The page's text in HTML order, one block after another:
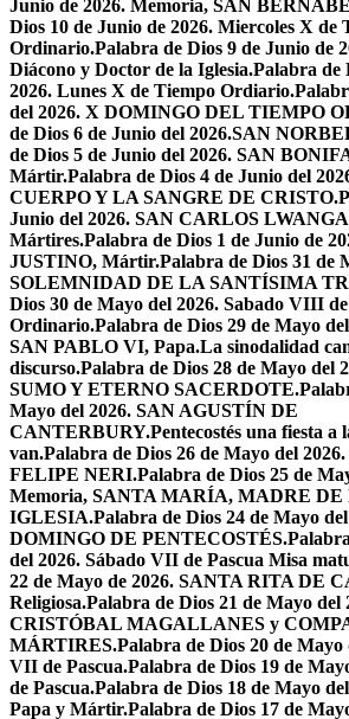
Junio de 2026. Memoria, SAN
Dios 10 de Junio de 2026. Miercoles X de
Ordinario.Palabra de Dios 9 de Junio de
Diácono y Doctor de la Iglesia.Palabra de
2026. Lunes X de Tiempo Ordiario.
del 2026. X DOMINGO DEL TIEMPO
de Dios 6 de Junio del 2026.SAN
de Dios 5 de Junio del 2026. SAN
Mártir.Palabra de Dios 4 de Junio del
CUERPO Y LA SANGRE DE CRISTO.
Junio del 2026. SAN CARLOS
Mártires.Palabra de Dios 1 de Junio de
JUSTINO, Mártir.Palabra de Dios 31 de
SOLEMNIDAD DE LA SANTÍSIMA
Dios 30 de Mayo del 2026. Sabado VIII
Ordinario.Palabra de Dios 29 de Mayo
SAN PABLO VI, Papa.La sinodalidad
discurso.Palabra de Dios 28 de Mayo del
SUMO Y ETERNO SACERDOTE.
Mayo del 2026. SAN AGUSTÍN DE
CANTERBURY.Pentecostés una fiesta a
van.Palabra de Dios 26 de Mayo del
FELIPE NERI.Palabra de Dios 25 de
Memoria, SANTA MARÍA, MADRE DE
IGLESIA.Palabra de Dios 24 de Mayo
DOMINGO DE PENTECOSTÉS.
del 2026. Sábado VII de Pascua Misa
22 de Mayo de 2026. SANTA RITA DE
Religiosa.Palabra de Dios 21 de Mayo del
CRISTÓBAL MAGALLANES y
MÁRTIRES.Palabra de Dios 20 de Mayo
VII de Pascua.Palabra de Dios 19 de
de Pascua.Palabra de Dios 18 de Mayo
Papa y Mártir.Palabra de Dios 17 de